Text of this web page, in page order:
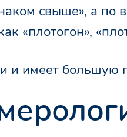
свыше», а по
«плотогон»,
и имеет большую